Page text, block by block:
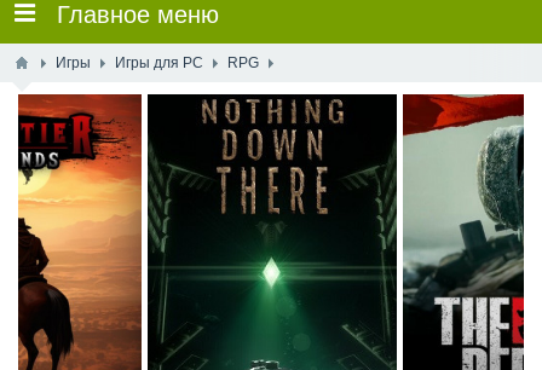
Главное меню
Игры Игры для PC RPG